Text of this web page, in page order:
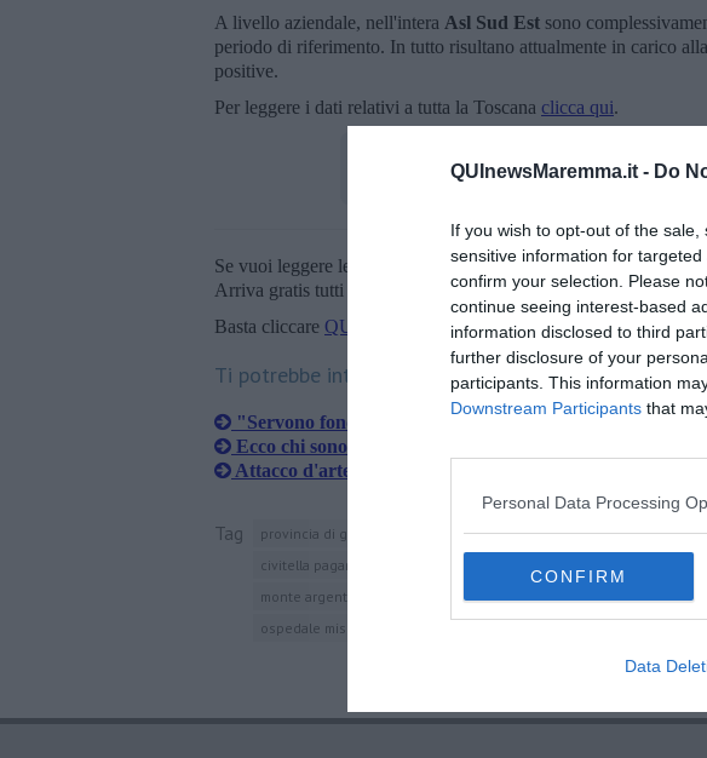
QUInewsMaremma.it - Do
If you wish to opt-out of the
sensitive information for
confirm your selection. Please
continue seeing interest-based
information disclosed to third
further disclosure of your
participants. This information
Downstream Participants that
Personal Data Processing
CONFIRM
Data
A livello aziendale, nell'intera Asl Sud Est sono
periodo di riferimento. In tutto risultano attualmente in carico
positive.
Per leggere i dati relativi a tutta la Toscana clicca qui.
Se vuoi leggere le notizie principali della Toscana iscriviti alla
Arriva gratis tutti i giorni alle 20:00 direttamente nella tua
Basta cliccare QUI
Ti potrebbe interessare anche:
"Servono fondi per le camere iperbariche"
Ecco chi sono i nuovi dirigenti della Asl
Attacco d'arte colora il cantiere all'ex Garibaldi
Tag provincia di grosseto grosseto campagnatico capalbio
civitella paganico
monte argentario
monterotondo marittimo pitigliano
ospedale misericordia di grosseto